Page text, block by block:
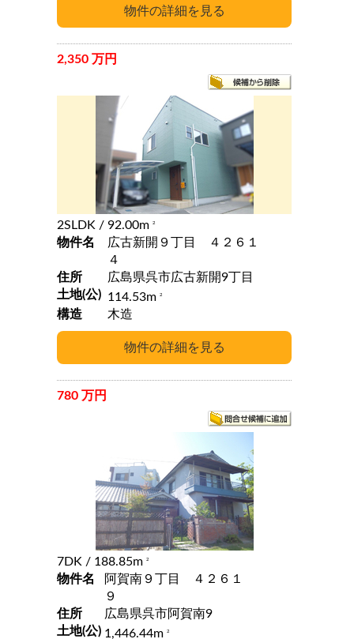
2,350 万円
2SLDK / 92.00m 2
物件名
広古新開９丁目 ４２６１
４
住所
広島県呉市広古新開9丁目
土地(公) 114.53m 2
構造 木造
780 万円
7DK / 188.85m 2
物件名
阿賀南９丁目 ４２６１
９
住所
広島県呉市阿賀南9
土地(公) 1,446.44m 2